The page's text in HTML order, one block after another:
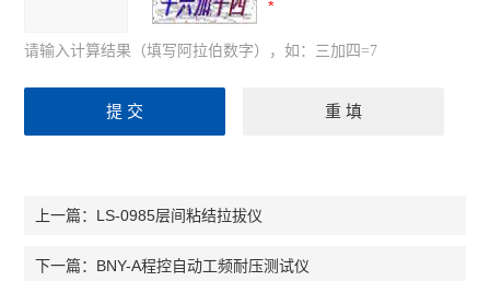
请输入计算结果（填写阿拉伯数字），如：三加四=7
上一篇： LS-0985层间粘结拉拔仪
下一篇： BNY-A程控自动工频耐压测试仪